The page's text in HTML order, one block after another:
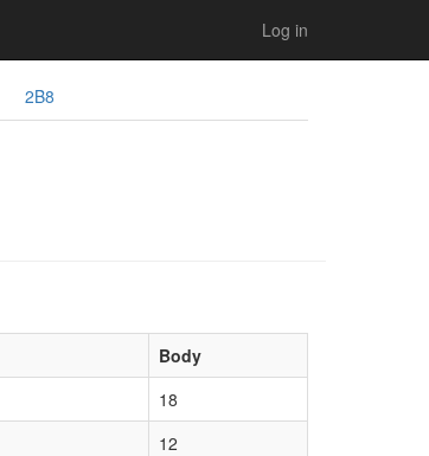
Log in
2B8
Body
18
12